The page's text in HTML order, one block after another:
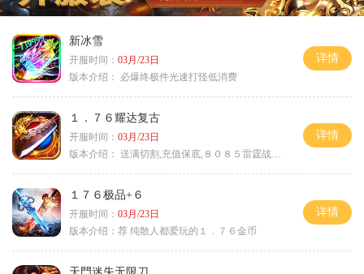
新冰雪
开服时间： 03月/23日
版本介绍：
必爆终极件光速打怪低消费
详情
１．７６耀达复古
开服时间： 03月/23日
版本介绍： 送满切割,充值保底,８０８５雷霆战神微变
详情
１７６极品+６
开服时间： 03月/23日
版本介绍： 荐 纯散人都爱玩的１．７６金币
详情